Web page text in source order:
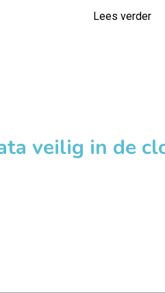
Lees verder
veilig in de